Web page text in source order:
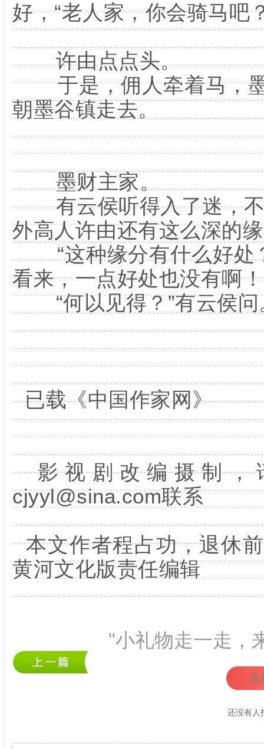
好，“老人家，你会骑马吧
许由点点头。
于是，佣人牵着马，墨
朝墨谷镇走去。
墨财主家。
有云侯听得入了迷，不
外高人许由还有这么深的
“这种缘分有什么好处？
看来，一点好处也没有啊！
“何以见得？”有云侯问
已载《中国作家网》
影视剧改编摄制，
cjyyl@sina.com联系
本文作者程占功，退休
黄河文化版责任编辑
"小礼物走一走，
支
还没有人